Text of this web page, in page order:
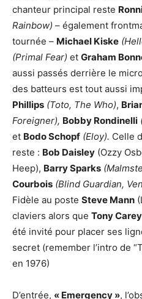
chanteur principal reste
Rainbow) – également
tournée – Michael Kiske
(Primal Fear) et Graham
aussi passés derrière le
des batteurs est tout aussi
Phillips (Toto, The Who),
Foreigner), Bobby Rondinelli
et Bodo Schopf (Eloy). Celle
reste : Bob Daisley (Ozzy
Heep), Barry Sparks
Courbois (Blind Guardian,
Fidèle au poste Steve Mann
claviers alors que Tony Carey
été invité pour placer ses
secret (remember l’intro de
en 1976)
D’entrée, « Emergency »,